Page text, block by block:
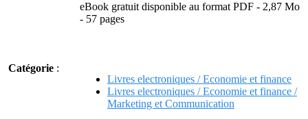
eBook gratuit disponible au format PDF - 2,87 Mo
- 57 pages
Catégorie :
Livres electroniques / Economie et finance
Livres electroniques / Economie et finance /
Marketing et Communication